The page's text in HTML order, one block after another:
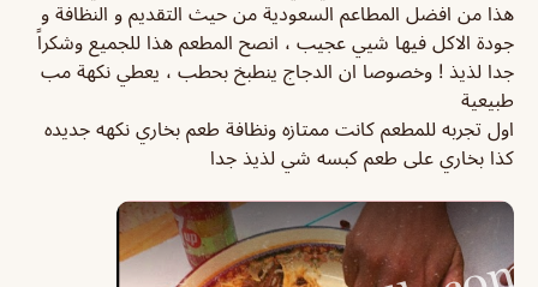
هذا من افضل المطاعم السعودية من حيث التقديم و النظافة و
جودة الاكل فيها شيي عجيب ، انصح المطعم هذا للجميع وشكراً
جدا لذيذ ! وخصوصا ان الدجاج ينطبخ بحطب ، يعطي نكهة مب
طبيعية
اول تجربه للمطعم كانت ممتازه ونظافة طعم بخاري نكهه جديده
كذا بخاري على طعم كبسه شي لذيذ جدا